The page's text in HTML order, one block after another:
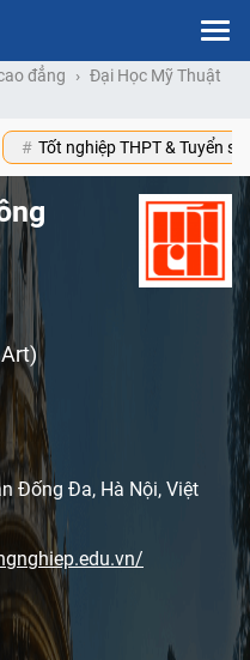
đẳng
Đại Học Mỹ Thuật
Tốt nghiệp THPT & Tuyển
Đống Đa, Hà Nội, Việt